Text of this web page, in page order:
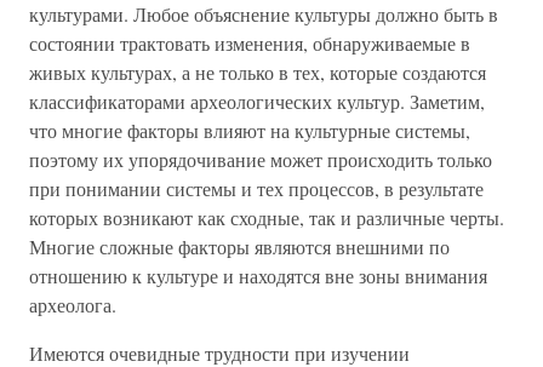
культурами. Любое объяснение культуры должно быть в
состоянии трактовать изменения, обнаруживаемые в
живых культурах, а не только в тех, которые создаются
классификаторами археологических культур. Заметим,
что многие факторы влияют на культурные системы,
поэтому их упорядочивание может происходить только
при понимании системы и тех процессов, в результате
которых возникают как сходные, так и различные черты.
Многие сложные факторы являются внешними по
отношению к культуре и находятся вне зоны внимания
археолога.
Имеются очевидные трудности при изучении